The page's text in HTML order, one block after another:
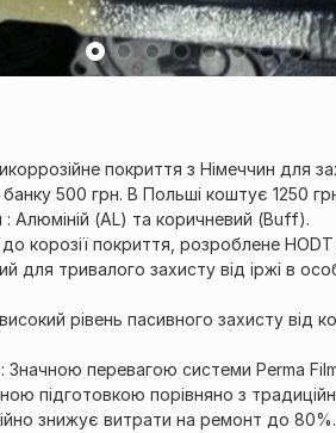
покриття з Німеччин для
500 грн. В Польші коштує 1250
: Алюміній (AL) та коричневий (Buff).
до корозії покриття, розроблене
для тривалого захисту від іржі в
рівень пасивного захисту від
Значною перевагою системи Perma
підготовкою порівняно з
знижує витрати на ремонт до 80%.